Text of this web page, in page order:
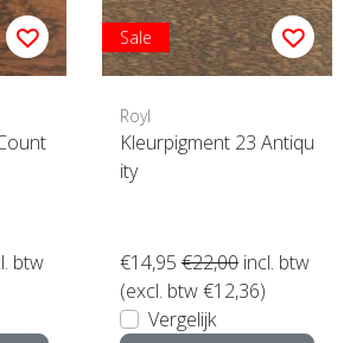
btw
Sale
Royl
Kleurpigment 23 Antiqu
ity
€14,95 €22,00 incl. btw
(excl. btw €12,36)
Vergelijk